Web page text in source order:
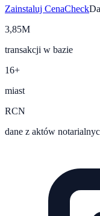
Zainstaluj CenaCheck
3,85M
transakcji w bazie
16+
miast
RCN
dane z aktów